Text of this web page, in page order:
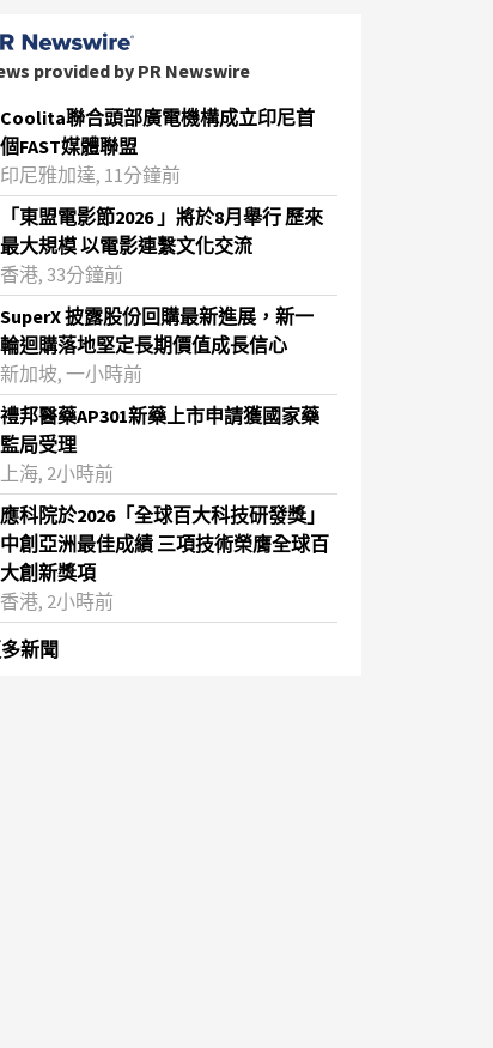
provided by PR Newswire
Coolita聯合頭部廣電機構成立印尼首
個FAST媒體聯盟
印尼雅加達, 11分鐘前
「東盟電影節2026 」將於8月舉行 歷來
最大規模 以電影連繫文化交流
香港, 33分鐘前
SuperX 披露股份回購最新進展，新一
輪迴購落地堅定長期價值成長信心
新加坡, 一小時前
禮邦醫藥AP301新藥上市申請獲國家藥
監局受理
上海, 2小時前
應科院於2026「全球百大科技研發獎」
中創亞洲最佳成績 三項技術榮膺全球百
大創新獎項
香港, 2小時前
新聞